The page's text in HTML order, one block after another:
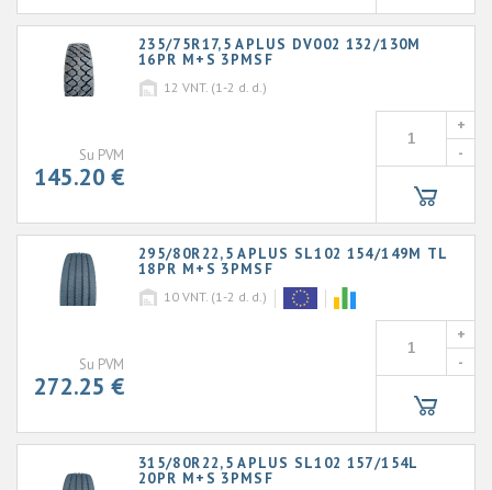
235/75R17,5 APLUS DV002 132/130M
16PR M+S 3PMSF
12 VNT. (1-2 d. d.)
Su PVM
145.20 €
+
-
295/80R22,5 APLUS SL102 154/149M TL
18PR M+S 3PMSF
10 VNT. (1-2 d. d.)
Su PVM
272.25 €
+
-
315/80R22,5 APLUS SL102 157/154L
20PR M+S 3PMSF